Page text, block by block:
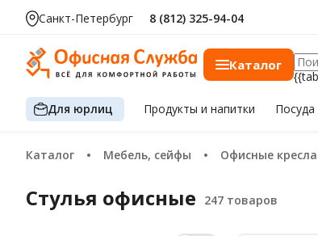
Санкт-Петербург 8 (812) 325-94-04
Каталог
Для юрлиц Продуктыи напитки Посуда
Каталог Мебель, сейфы Офисные
Стулья офисные